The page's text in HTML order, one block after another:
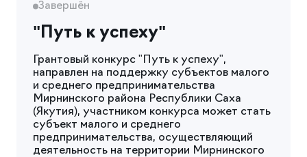
Завершён
"Путь к успеху"
Грантовый конкурс "Путь к успеху",
направлен на поддержку субъектов малого
и среднего предпринимательства
Мирнинского района Республики Саха
(Якутия), участником конкурса может стать
субъект малого и среднего
предпринимательства, осуществляющий
деятельность на территории Мирнинского